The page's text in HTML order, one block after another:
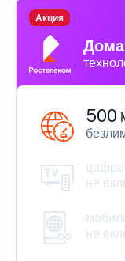
Акция
500
не
не